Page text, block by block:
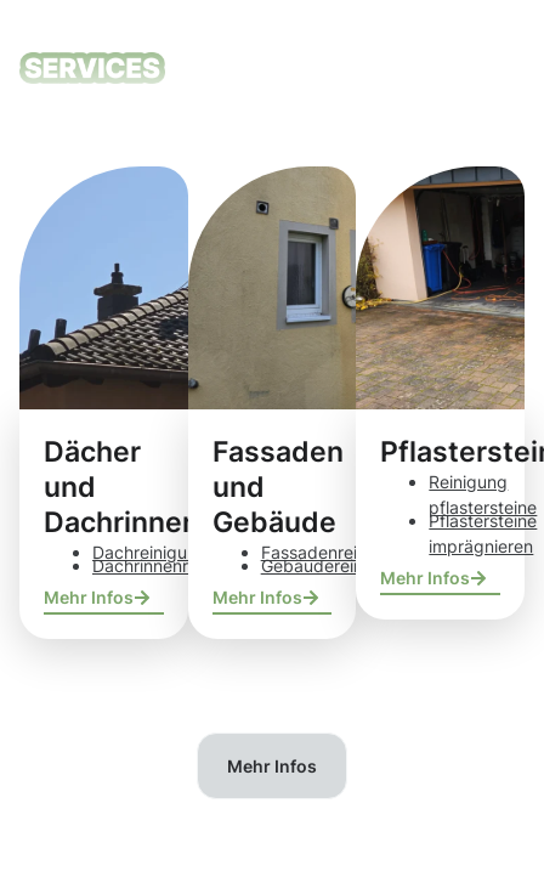
Dächer
und
Dachrinnen
Dachreinigung
Dachrinnenreinigung
Mehr Infos
Fassaden
und
Gebäude
Fassadenreinigung
Gebäudereinigung
Mehr Infos
Reinigung
pflastersteine
Pflastersteine
imprägnieren
Mehr Infos
Mehr Infos